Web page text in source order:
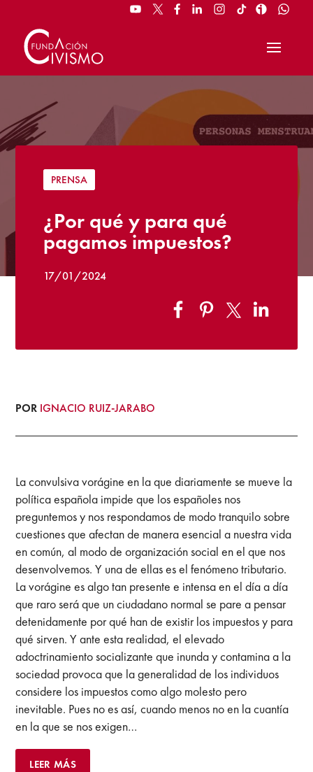
PRENSA
¿Por qué y para qué
pagamos impuestos?
17/01/2024
POR IGNACIO RUIZ-JARABO
La convulsiva vorágine en la que diariamente se mueve la
política española impide que los españoles nos
preguntemos y nos respondamos de modo tranquilo sobre
cuestiones que afectan de manera esencial a nuestra vida
en común, al modo de organización social en el que nos
desenvolvemos. Y una de ellas es el fenómeno tributario.
La vorágine es algo tan presente e intensa en el día a día
que raro será que un ciudadano normal se pare a pensar
detenidamente por qué han de existir los impuestos y para
qué sirven. Y ante esta realidad, el elevado
adoctrinamiento socializante que inunda y contamina a la
sociedad provoca que la generalidad de los individuos
considere los impuestos como algo molesto pero
inevitable. Pues no es así, cuando menos no en la cuantía
en la que se nos exigen…
LEER MÁS